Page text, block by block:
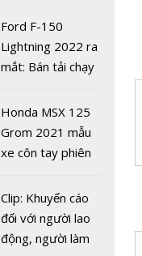
tổ chức, doanh
nghiệp và gia đình
19
Ford F-150
Lightning 2022 ra
mắt: Bán tải chạy
chưa đến 40 nghìn
USD
Honda MSX 125
Grom 2021 mẫu
xe côn tay phiên
Clip: Khuyến cáo
đối với người lao
động, người làm